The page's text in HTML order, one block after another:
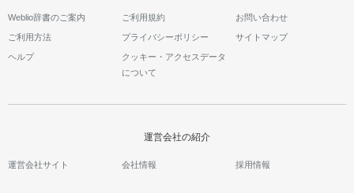
Weblio辞書のご案内 ご利用規約 お問い合わせ
ご利用方法 プライバシーポリシー サイトマップ
ヘルプ
クッキー・アクセスデータ
について
運営会社の紹介
運営会社サイト 会社情報 採用情報